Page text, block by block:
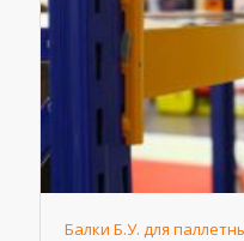
Балки Б.У. для